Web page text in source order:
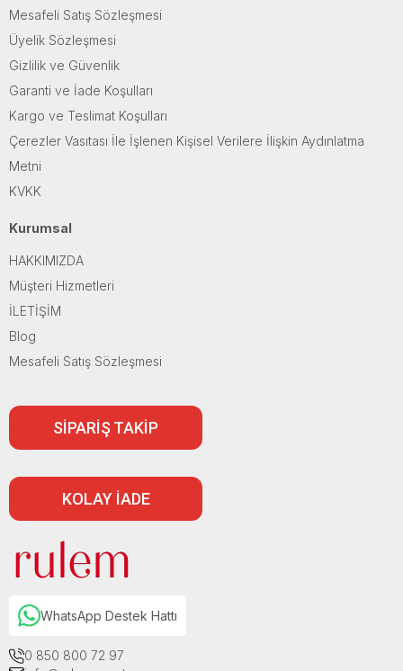
Mesafeli Satış Sözleşmesi
Üyelik Sözleşmesi
Gizlilik ve Güvenlik
Garanti ve İade Koşulları
Kargo ve Teslimat Koşulları
Çerezler Vasıtası İle İşlenen Kişisel Verilere İlişkin Aydınlatma
Metni
KVKK
Kurumsal
HAKKIMIZDA
Müşteri Hizmetleri
İLETİŞİM
Blog
Mesafeli Satış Sözleşmesi
SİPARİŞ TAKİP
KOLAY İADE
WhatsApp Destek Hattı
0 850 800 72 97